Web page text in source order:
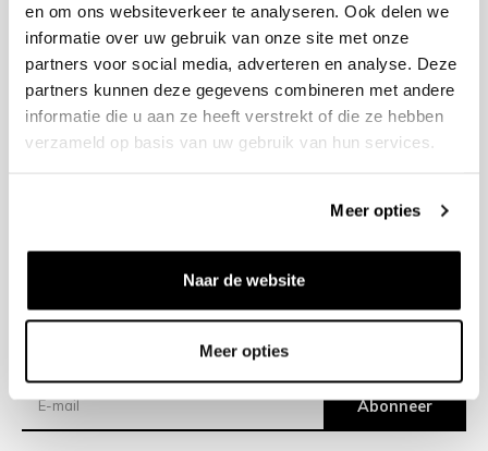
en om ons websiteverkeer te analyseren. Ook delen we
informatie over uw gebruik van onze site met onze
partners voor social media, adverteren en analyse. Deze
partners kunnen deze gegevens combineren met andere
informatie die u aan ze heeft verstrekt of die ze hebben
verzameld op basis van uw gebruik van hun services.
Meer opties
Naar de website
Meer opties
+31 23 205 2006
info@bruut.nl
Contact Formulier
Open tot 18:30
OPENINGSTIJDEN
Verzending
Abonneer